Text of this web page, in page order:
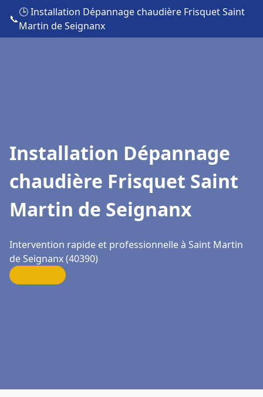
📞
🕒 Installation Dépannage chaudière Frisquet Saint
Martin de Seignanx
Installation Dépannage
chaudière Frisquet Saint
Martin de Seignanx
Intervention rapide et professionnelle à Saint Martin
de Seignanx (40390)